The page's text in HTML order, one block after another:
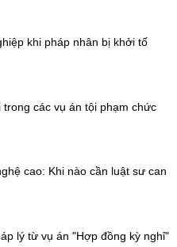
khi pháp nhân bị khởi tố
trong các vụ án tội phạm chức
cao: Khi nào cần luật sư can
lý từ vụ án "Hợp đồng kỳ nghỉ"